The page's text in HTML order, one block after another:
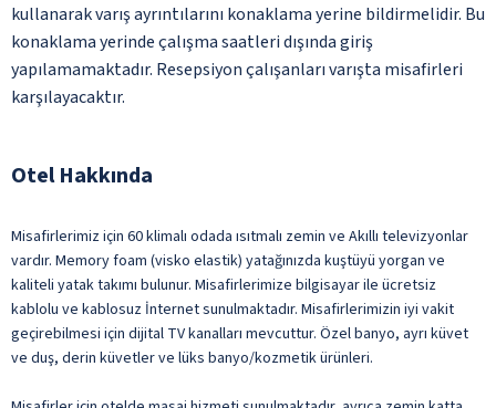
kullanarak varış ayrıntılarını konaklama yerine bildirmelidir. Bu
konaklama yerinde çalışma saatleri dışında giriş
yapılamamaktadır. Resepsiyon çalışanları varışta misafirleri
karşılayacaktır.
Otel Hakkında
Misafirlerimiz için 60 klimalı odada ısıtmalı zemin ve Akıllı televizyonlar
vardır. Memory foam (visko elastik) yatağınızda kuştüyü yorgan ve
kaliteli yatak takımı bulunur. Misafirlerimize bilgisayar ile ücretsiz
kablolu ve kablosuz İnternet sunulmaktadır. Misafirlerimizin iyi vakit
geçirebilmesi için dijital TV kanalları mevcuttur. Özel banyo, ayrı küvet
ve duş, derin küvetler ve lüks banyo/kozmetik ürünleri.